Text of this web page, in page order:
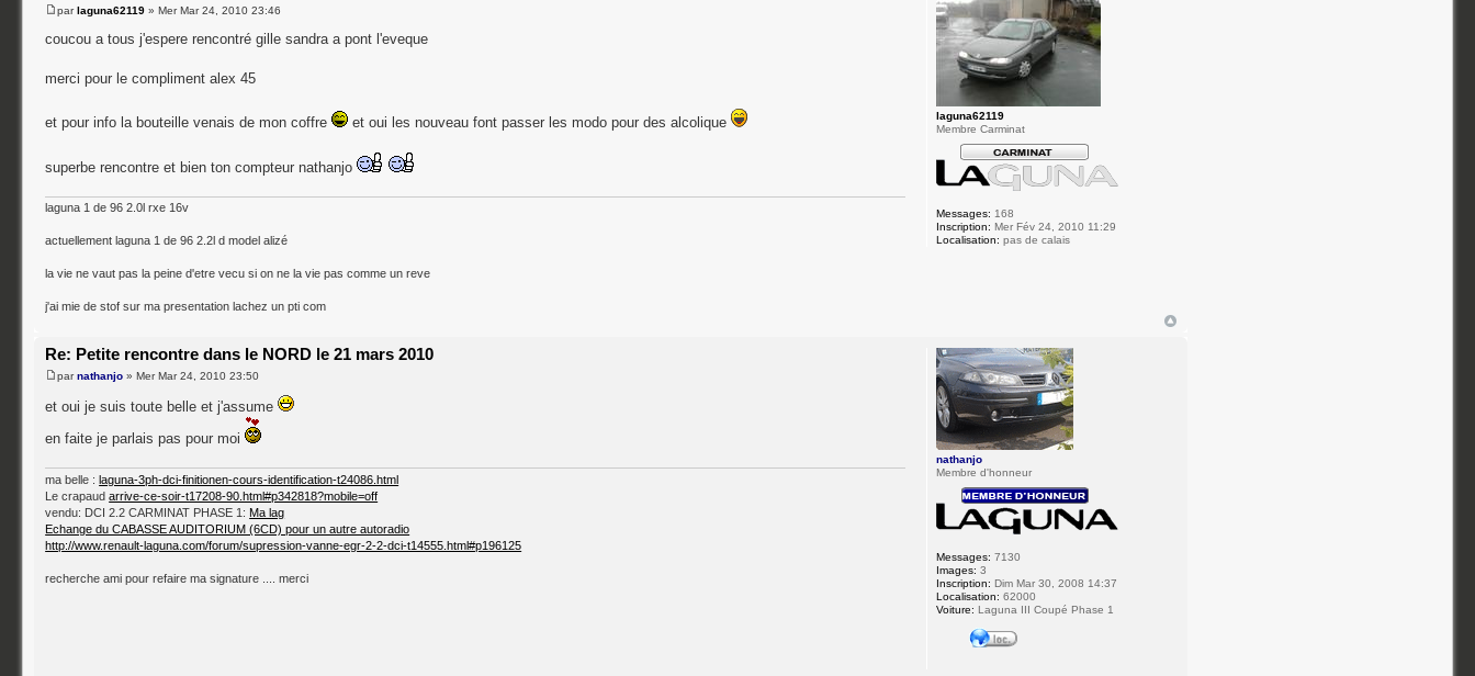
parlaguna62119 » Mer Mar 24, 2010 23:46
coucou a tous j'espere rencontré gille sandra a pont l'eveque
merci pour le compliment alex 45
et pour info la bouteille venais de mon coffre et oui les nouveau font passer les modo pour des alcolique
superbe rencontre et bien ton compteur nathanjo
laguna 1 de 96 2.0l rxe 16v
actuellement laguna 1 de 96 2.2l d model alizé
la vie ne vaut pas la peine d'etre vecu si on ne la vie pas comme un reve
j'ai mie de stof sur ma presentation lachez un pti com
laguna62119
Membre Carminat
Messages: 168
Inscription: Mer Fév 24, 2010 11:29
Localisation: pas de calais
Re: Petite rencontre dans le NORD le 21 mars 2010
parnathanjo » Mer Mar 24, 2010 23:50
et oui je suis toute belle et j'assume
en faite je parlais pas pour moi
ma belle :laguna-3ph-dci-finitionen-cours-identification-t24086.html
Le crapaudarrive-ce-soir-t17208-90.html#p342818?mobile=off
vendu: DCI 2.2 CARMINAT PHASE 1: Ma lag
Echange du CABASSE AUDITORIUM (6CD) pour un autre autoradio
http://www.renault-laguna.com/forum/supression-vanne-egr-2-2-dci-t14555.html#p196125
recherche ami pour refaire ma signature .... merci
nathanjo
Membre d'honneur
Messages: 7130
Images: 3
Inscription: Dim Mar 30, 2008 14:37
Localisation: 62000
Voiture: Laguna III Coupé Phase 1